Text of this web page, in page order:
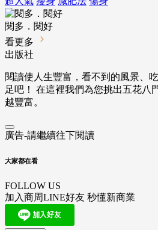
閱多．閱好
看更多
出版社
閱讀使人生豐富，看不到的風景、
足吧！ 在這裡我們為您挑出五花八
越豐富。
廣告-請繼續往下閱讀
大家都在看
FOLLOW US
加入商周LINE好友 秒懂新商業